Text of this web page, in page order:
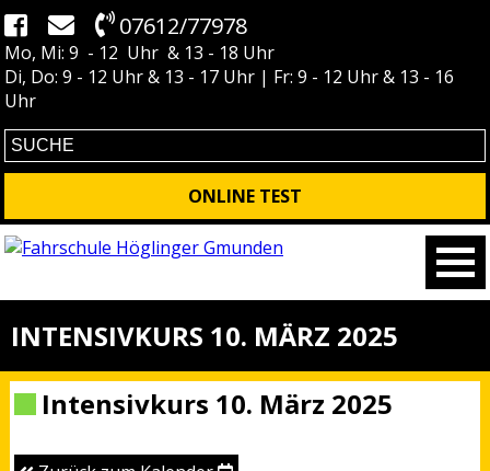
07612/77978
Mo, Mi: 9 - 12 Uhr & 13 - 18 Uhr
Di, Do: 9 - 12 Uhr & 13 - 17 Uhr | Fr: 9 - 12 Uhr & 13 - 16
Uhr
ONLINE TEST
INTENSIVKURS 10. MÄRZ 2025
Intensivkurs 10. März 2025